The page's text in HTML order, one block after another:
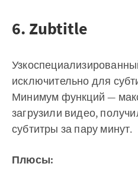
6. Zubtitle
исключительно для
Минимум функций —
загрузили видео,
субтитры за пару минут.
Плюсы: